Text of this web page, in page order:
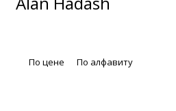
По цене По алфавиту